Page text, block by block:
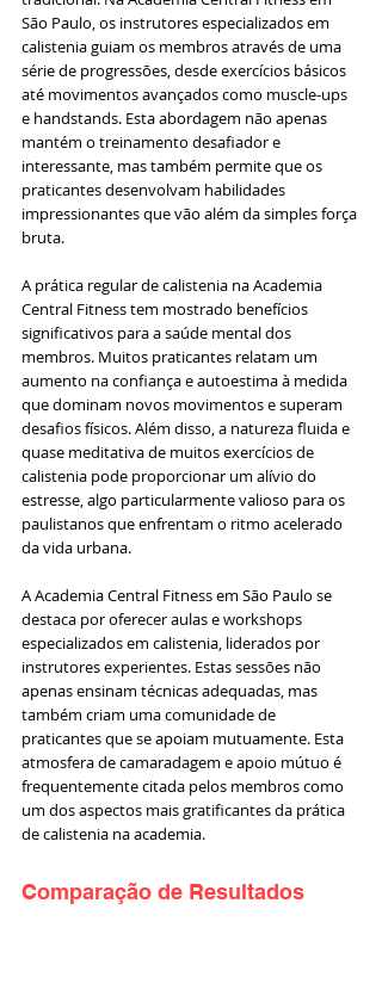
São Paulo, os instrutores especializados em
calistenia guiam os membros através de uma
série de progressões, desde exercícios básicos
até movimentos avançados como muscle-ups
e handstands. Esta abordagem não apenas
mantém o treinamento desafiador e
interessante, mas também permite que os
praticantes desenvolvam habilidades
impressionantes que vão além da simples força
bruta.
A prática regular de calistenia na Academia
Central Fitness tem mostrado benefícios
significativos para a saúde mental dos
membros. Muitos praticantes relatam um
aumento na confiança e autoestima à medida
que dominam novos movimentos e superam
desafios físicos. Além disso, a natureza fluida e
quase meditativa de muitos exercícios de
calistenia pode proporcionar um alívio do
estresse, algo particularmente valioso para os
paulistanos que enfrentam o ritmo acelerado
da vida urbana.
A Academia Central Fitness em São Paulo se
destaca por oferecer aulas e workshops
especializados em calistenia, liderados por
instrutores experientes. Estas sessões não
apenas ensinam técnicas adequadas, mas
também criam uma comunidade de
praticantes que se apoiam mutuamente. Esta
atmosfera de camaradagem e apoio mútuo é
frequentemente citada pelos membros como
um dos aspectos mais gratificantes da prática
de calistenia na academia.
Comparação de Resultados